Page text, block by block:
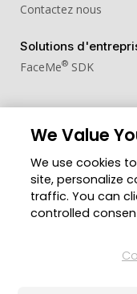
Contactez nous
Solutions
FaceMe® SDK
Zone des Membres
Blog
We Value
We use cookies
site, personalize
traffic. You can
controlled